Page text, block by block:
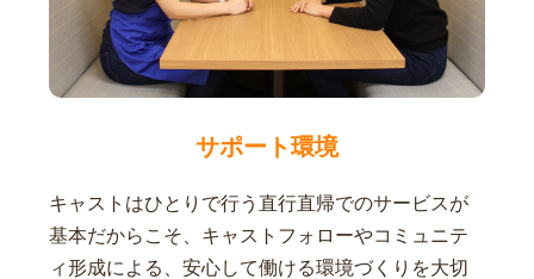
サポート環境
キャストはひとりで行う直行直帰でのサービスが
基本だからこそ、キャストフォローやコミュニテ
ィ形成による、安心して働ける環境づくりを大切